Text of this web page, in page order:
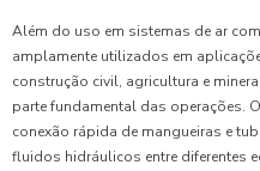
Além do uso em sistemas de ar
amplamente utilizados em
construção civil, agricultura e
parte fundamental das operações.
conexão rápida de mangueiras e
fluidos hidráulicos entre diferentes